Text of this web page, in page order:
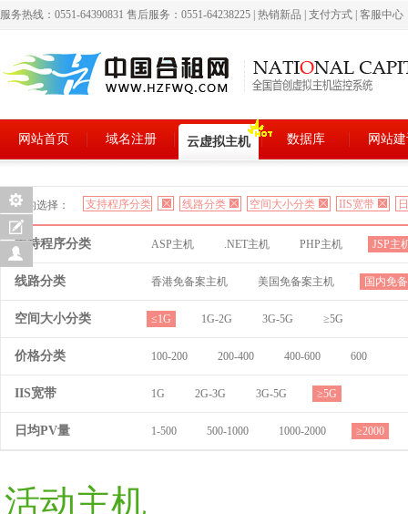
服务热线：0551-64390831 售后服务：0551-64238225 热销新品 支付方式 客服中心
网站首页 域名注册 云虚拟主机 数据库 网站
您的选择： 支持程序分类 线路分类 空间大小分类 IIS宽带
支持程序分类 ASP主机 .NET主机 PHP主机 JSP主
线路分类 香港免备案主机 美国免备案主机 国内免
空间大小分类 ≤1G 1G-2G 3G-5G ≥5G
价格分类 100-200 200-400 400-600 600
IIS宽带 1G 2G-3G 3G-5G ≥5G
日均PV量 1-500 500-1000 1000-2000 ≥2000
活动主机